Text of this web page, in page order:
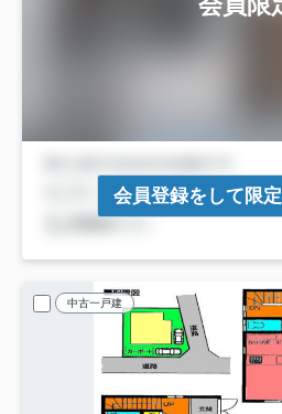
会員登録をして限
中古一戸建